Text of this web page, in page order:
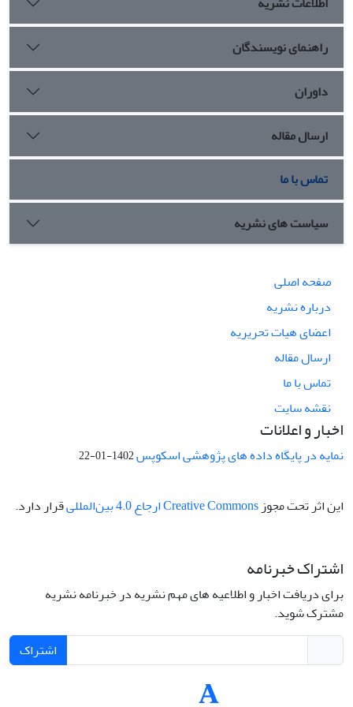
راهنمای نویسندگان
داوران
ارسال مقاله
تماس با ما
سیاست های نشریه
صفحه اصلی
درباره نشریه
اعضای هیات تحریریه
ارسال مقاله
تماس با ما
نقشه سایت
اخبار و اعلانات
نمایه در پایگاه داده های پژوهشی اسکوپس1402-01-22
این اثر تحت مجوزCreative Commons ارجاع 4.0 بین‌المللی قرار دارد.
اشتراک خبرنامه
برای دریافت اخبار و اطلاعیه های مهم نشریه در خبرنامه نشریه
مشترک شوید.
اشتراک